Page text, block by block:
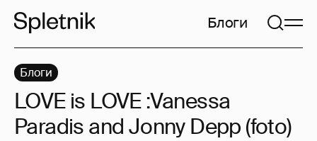
Блоги
Блоги
LOVE is LOVE :Vanessa
Paradis and Jonny Depp (foto)